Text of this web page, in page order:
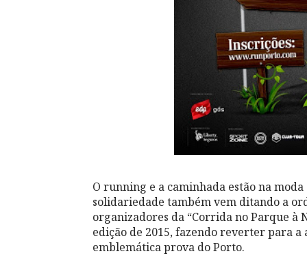
O running e a caminhada estão na
solidariedade também vem ditando a
organizadores da “Corrida no Parque à
edição de 2015, fazendo reverter para a
emblemática prova do Porto.